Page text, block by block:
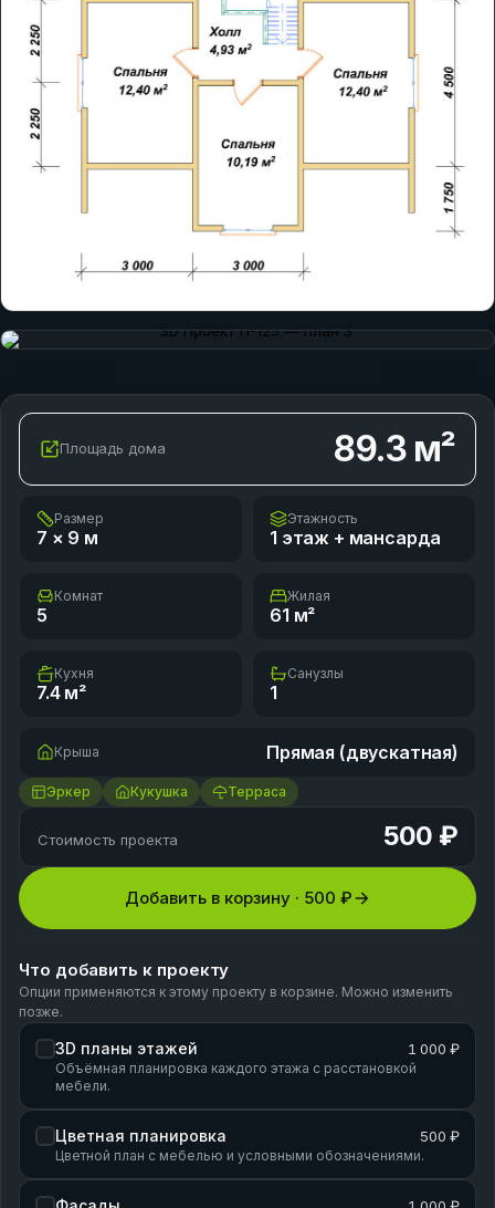
Площадь дома 89.3м²
Размер
7 × 9 м
Этажность
1 этаж + мансарда
Комнат
5
Жилая
61 м²
Кухня
7.4м²
Санузлы
1
Крыша Прямая (двускатная)
Эркер Кукушка Терраса
Стоимость проекта 500 ₽
Добавить в корзину · 500 ₽
Что добавить к проекту
Опции применяются к этому проекту в корзине. Можно изменить
позже.
3D планы этажей 1 000 ₽
Объёмная планировка каждого этажа с расстановкой
мебели.
Цветная планировка 500 ₽
Цветной план с мебелью и условными обозначениями.